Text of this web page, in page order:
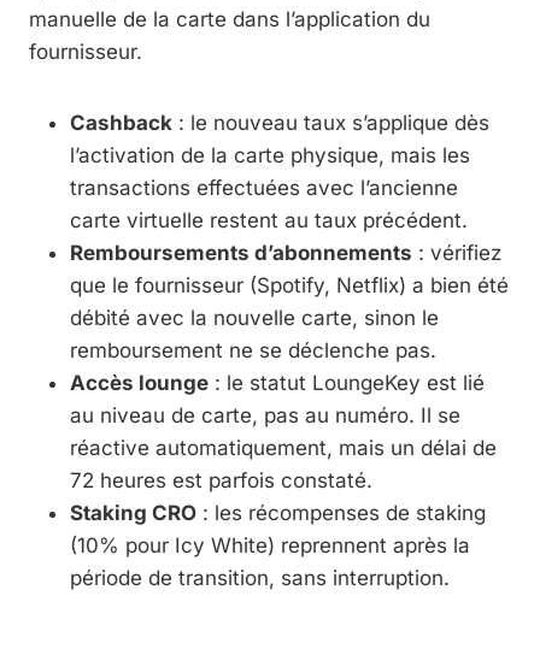
manuelle de la carte dans l’application du
fournisseur.
Cashback : le nouveau taux s’applique dès
l’activation de la carte physique, mais les
transactions effectuées avec l’ancienne
carte virtuelle restent au taux précédent.
Remboursements d’abonnements : vérifiez
que le fournisseur (Spotify, Netflix) a bien été
débité avec la nouvelle carte, sinon le
remboursement ne se déclenche pas.
Accès lounge : le statut LoungeKey est lié
au niveau de carte, pas au numéro. Il se
réactive automatiquement, mais un délai de
72 heures est parfois constaté.
Staking CRO : les récompenses de staking
(10% pour Icy White) reprennent après la
période de transition, sans interruption.